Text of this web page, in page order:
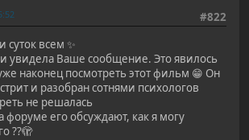
#822
всем ✨
увидела Ваше сообщение. Это явилось
наконец посмотреть этот фильм 😁 Он
и разобран сотнями психологов
не решалась
форуме его обсуждают, как я могу
??🫣